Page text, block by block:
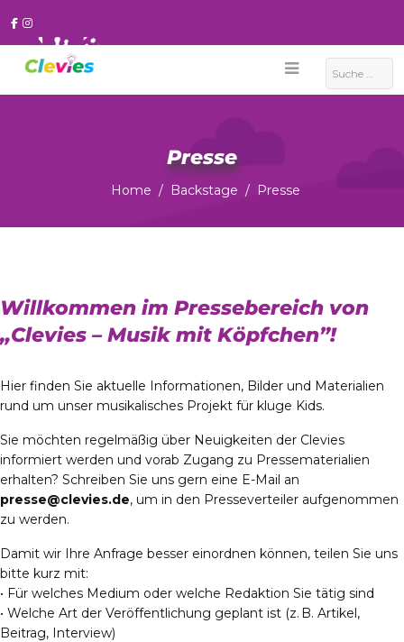
Presse
Home Backstage Presse
Willkommen im Pressebereich von
„Clevies – Musik mit Köpfchen”!
Hier finden Sie aktuelle Informationen, Bilder und Materialien
rund um unser musikalisches Projekt für kluge Kids.
Sie möchten regelmäßig über Neuigkeiten der Clevies
informiert werden und vorab Zugang zu Pressematerialien
erhalten? Schreiben Sie uns gern eine E-Mail an
presse@clevies.de, um in den Presseverteiler aufgenommen
zu werden.
Damit wir Ihre Anfrage besser einordnen können, teilen Sie uns
bitte kurz mit:
• Für welches Medium oder welche Redaktion Sie tätig sind
• Welche Art der Veröffentlichung geplant ist (z. B. Artikel,
Beitrag, Interview)